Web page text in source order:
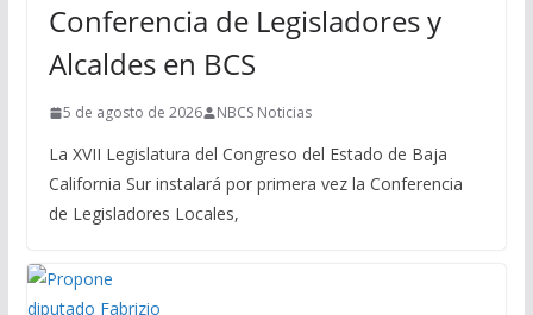
Conferencia de Legisladores y
Alcaldes en BCS
5 de agosto de 2026 NBCS Noticias
La XVII Legislatura del Congreso del Estado de Baja
California Sur instalará por primera vez la Conferencia
de Legisladores Locales,